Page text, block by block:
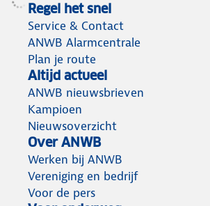
Regel het snel
Service & Contact
ANWB Alarmcentrale
Plan je route
Altijd actueel
ANWB nieuwsbrieven
Kampioen
Nieuwsoverzicht
Over ANWB
Werken bij ANWB
Vereniging en bedrijf
Voor de pers